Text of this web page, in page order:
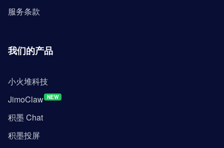
服务条款
我们的产品
小火堆科技
JimoClaw NEW
积墨 Chat
积墨投屏